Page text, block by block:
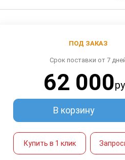
ПОД ЗАКАЗ
Срок поставки от 7
62 000
В корзину
Купить в 1 клик